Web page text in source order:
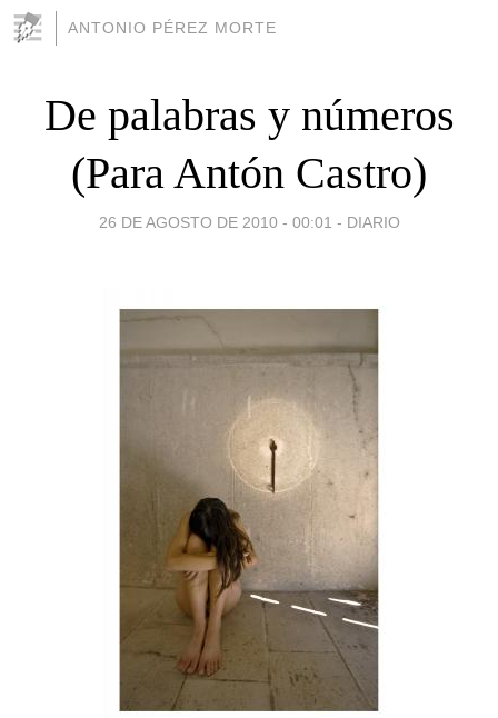
ANTONIO PÉREZ MORTE
De palabras y números
(Para Antón Castro)
26 DE AGOSTO DE 2010 - 00:01 - DIARIO